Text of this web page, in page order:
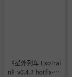
《星外列车 ExoTrai
n》v0.4.7 hotfix-Bu